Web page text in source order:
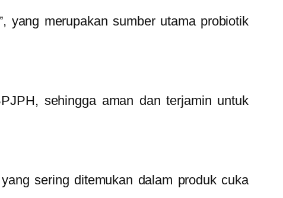
yang merupakan sumber utama probiotik
sehingga aman dan terjamin untuk
sering ditemukan dalam produk cuka